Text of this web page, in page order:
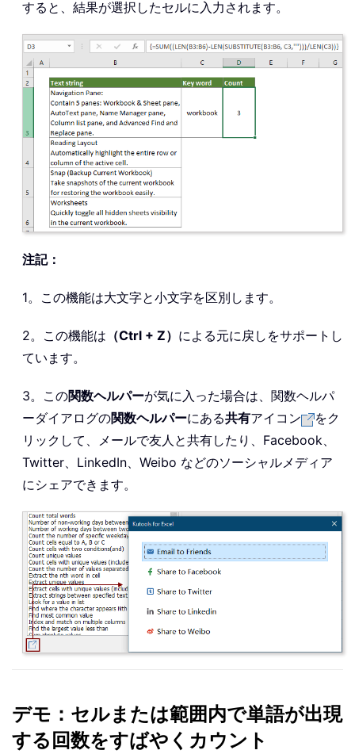
すると、結果が選択したセルに入力されます。
注記：
1。この機能は大文字と小文字を区別します。
2。この機能は （Ctrl + Z） による元に戻しをサポートし
ています。
3。この関数ヘルパーが気に入った場合は、関数ヘルパ
ーダイアログの関数ヘルパーにある共有アイコン
をク
リックして、メールで友人と共有したり、Facebook、
Twitter、LinkedIn、Weibo などのソーシャルメディア
にシェアできます。
デモ：セルまたは範囲内で単語が出現
する回数をすばやくカウント